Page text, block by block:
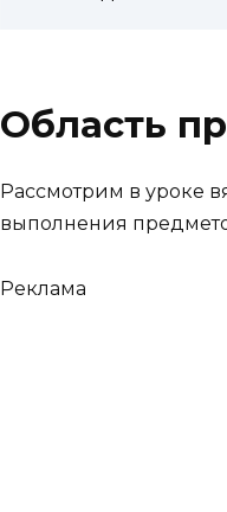
Область
Рассмотрим в уроке
выполнения
Реклама